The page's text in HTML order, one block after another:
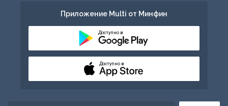
Приложение Multi от Минфин
Доступно в
Доступно в